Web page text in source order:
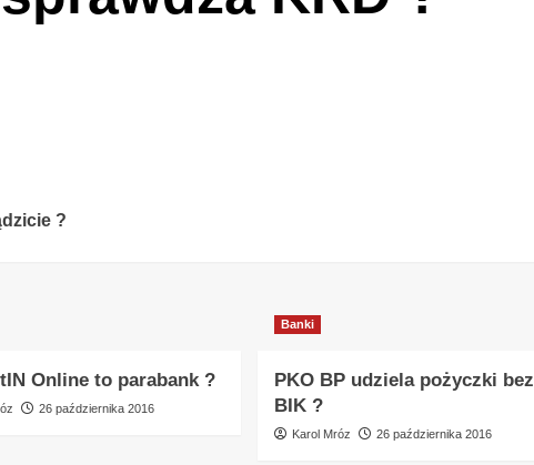
?
Online to parabank ?
26 października 2016
Banki
PKO BP udziela pożyczki bez
BIK ?
Karol Mróz 26 października 2016